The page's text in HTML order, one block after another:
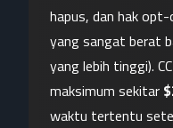
hapus, dan hak
yang sangat berat
yang lebih tinggi).
maksimum sekitar
waktu tertentu